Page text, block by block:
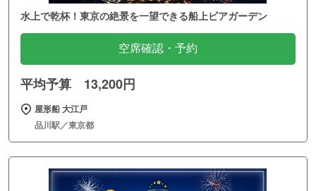
水上で乾杯！東京の絶景を一望できる船上ビアガーデン
空席確認・予約
平均予算 13,200円
屋形船 大江戸
品川駅／東京都